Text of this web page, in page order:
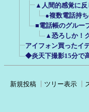
▲人間的感覚に反
●複数電話持
■電話帳のグルー
▲恐ろしか！
アイフォン買ったイ
◆炎天下撮影15分で
新規投稿
ツリー表示